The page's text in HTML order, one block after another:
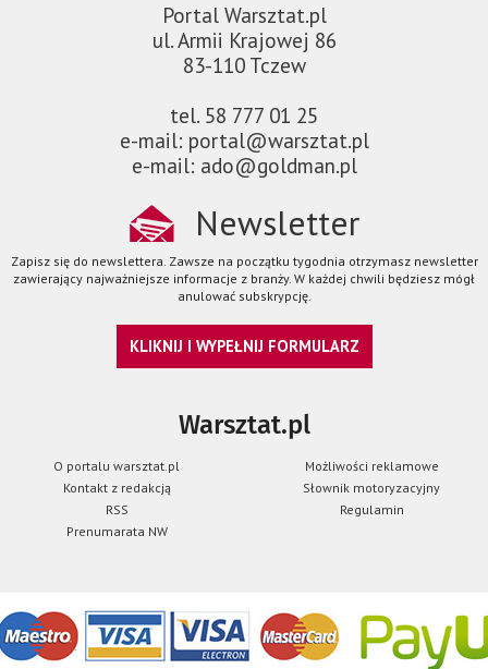
Portal Warsztat.pl
ul. Armii Krajowej 86
83-110 Tczew
tel. 58 777 01 25
e-mail: portal@warsztat.pl
e-mail: ado@goldman.pl
Newsletter
Zapisz się do newslettera. Zawsze na początku tygodnia otrzymasz newsletter
zawierający najważniejsze informacje z branży. W każdej chwili będziesz mógł
anulować subskrypcję.
KLIKNIJ I WYPEŁNIJ FORMULARZ
Warsztat.pl
O portalu warsztat.pl
Możliwości reklamowe
Kontakt z redakcją
Słownik motoryzacyjny
RSS
Regulamin
Prenumarata NW